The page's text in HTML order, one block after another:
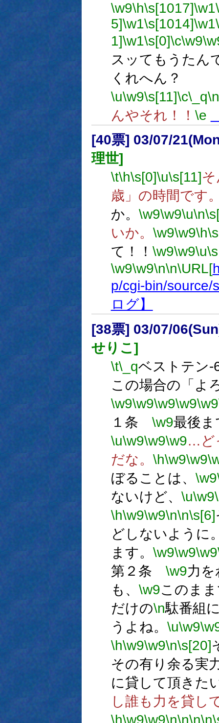
\w9\h\s[1017]\w1
5]\w1\s[1014]\w1
1]\w1\s[0]\c\w9
スッてもうたん
くれへん？
\u\w9\s[11]\c\_q\n
んやそれ！！ \e
[40票] 03/07/
理世]
\t\h\s[0]\u\s[11]
歳」の時間です
か。 \w9\w9\u\n
いか。 \w9\w9\h
て！！ \w9\w9\u
\w9\w9\n\n\URL[
p/cgi-bin/source/
ログ】
[38票] 03/07/
せりこ]
\t\_qベストテン-
この場合の「よ
\w9\w9\w9\w9\w9
１条 \w9最後ま
\u\w9\w9\w9…ど
だな。 \h\w9\w9
ぼることは、 \w9
ないけど、 \u\w9
\h\w9\w9\n\n\s[6]
どしないように
ます。 \w9\w9\w9
第２条 \w9力
も、 \w9このま
だけの\n駄番組
うよね。 \u\w9
\h\w9\w9\n\s[20]
その有り余る実
に貸して頂きた
し誰も力を貸し
\h\w9\w9\n\n\n\n